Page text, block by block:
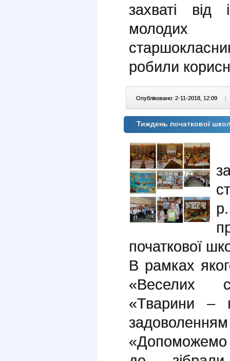
захваті від
робили
Опубліковано: 2-11-2018, 12:09 |
Тиждень початкової
початкової
В рамках
«Веселих
«Тварини –
задоволенням